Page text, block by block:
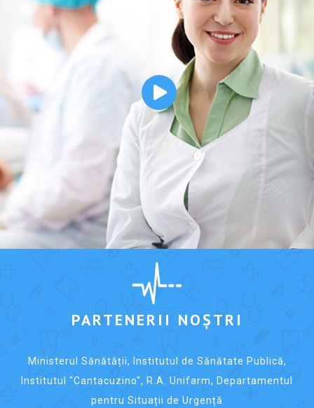
PARTENERII NOȘTRI
Ministerul Sănătății, Institutul de Sănătate Publică,
Institutul "Cantacuzino", R.A. Unifarm, Departamentul
pentru Situații de Urgență